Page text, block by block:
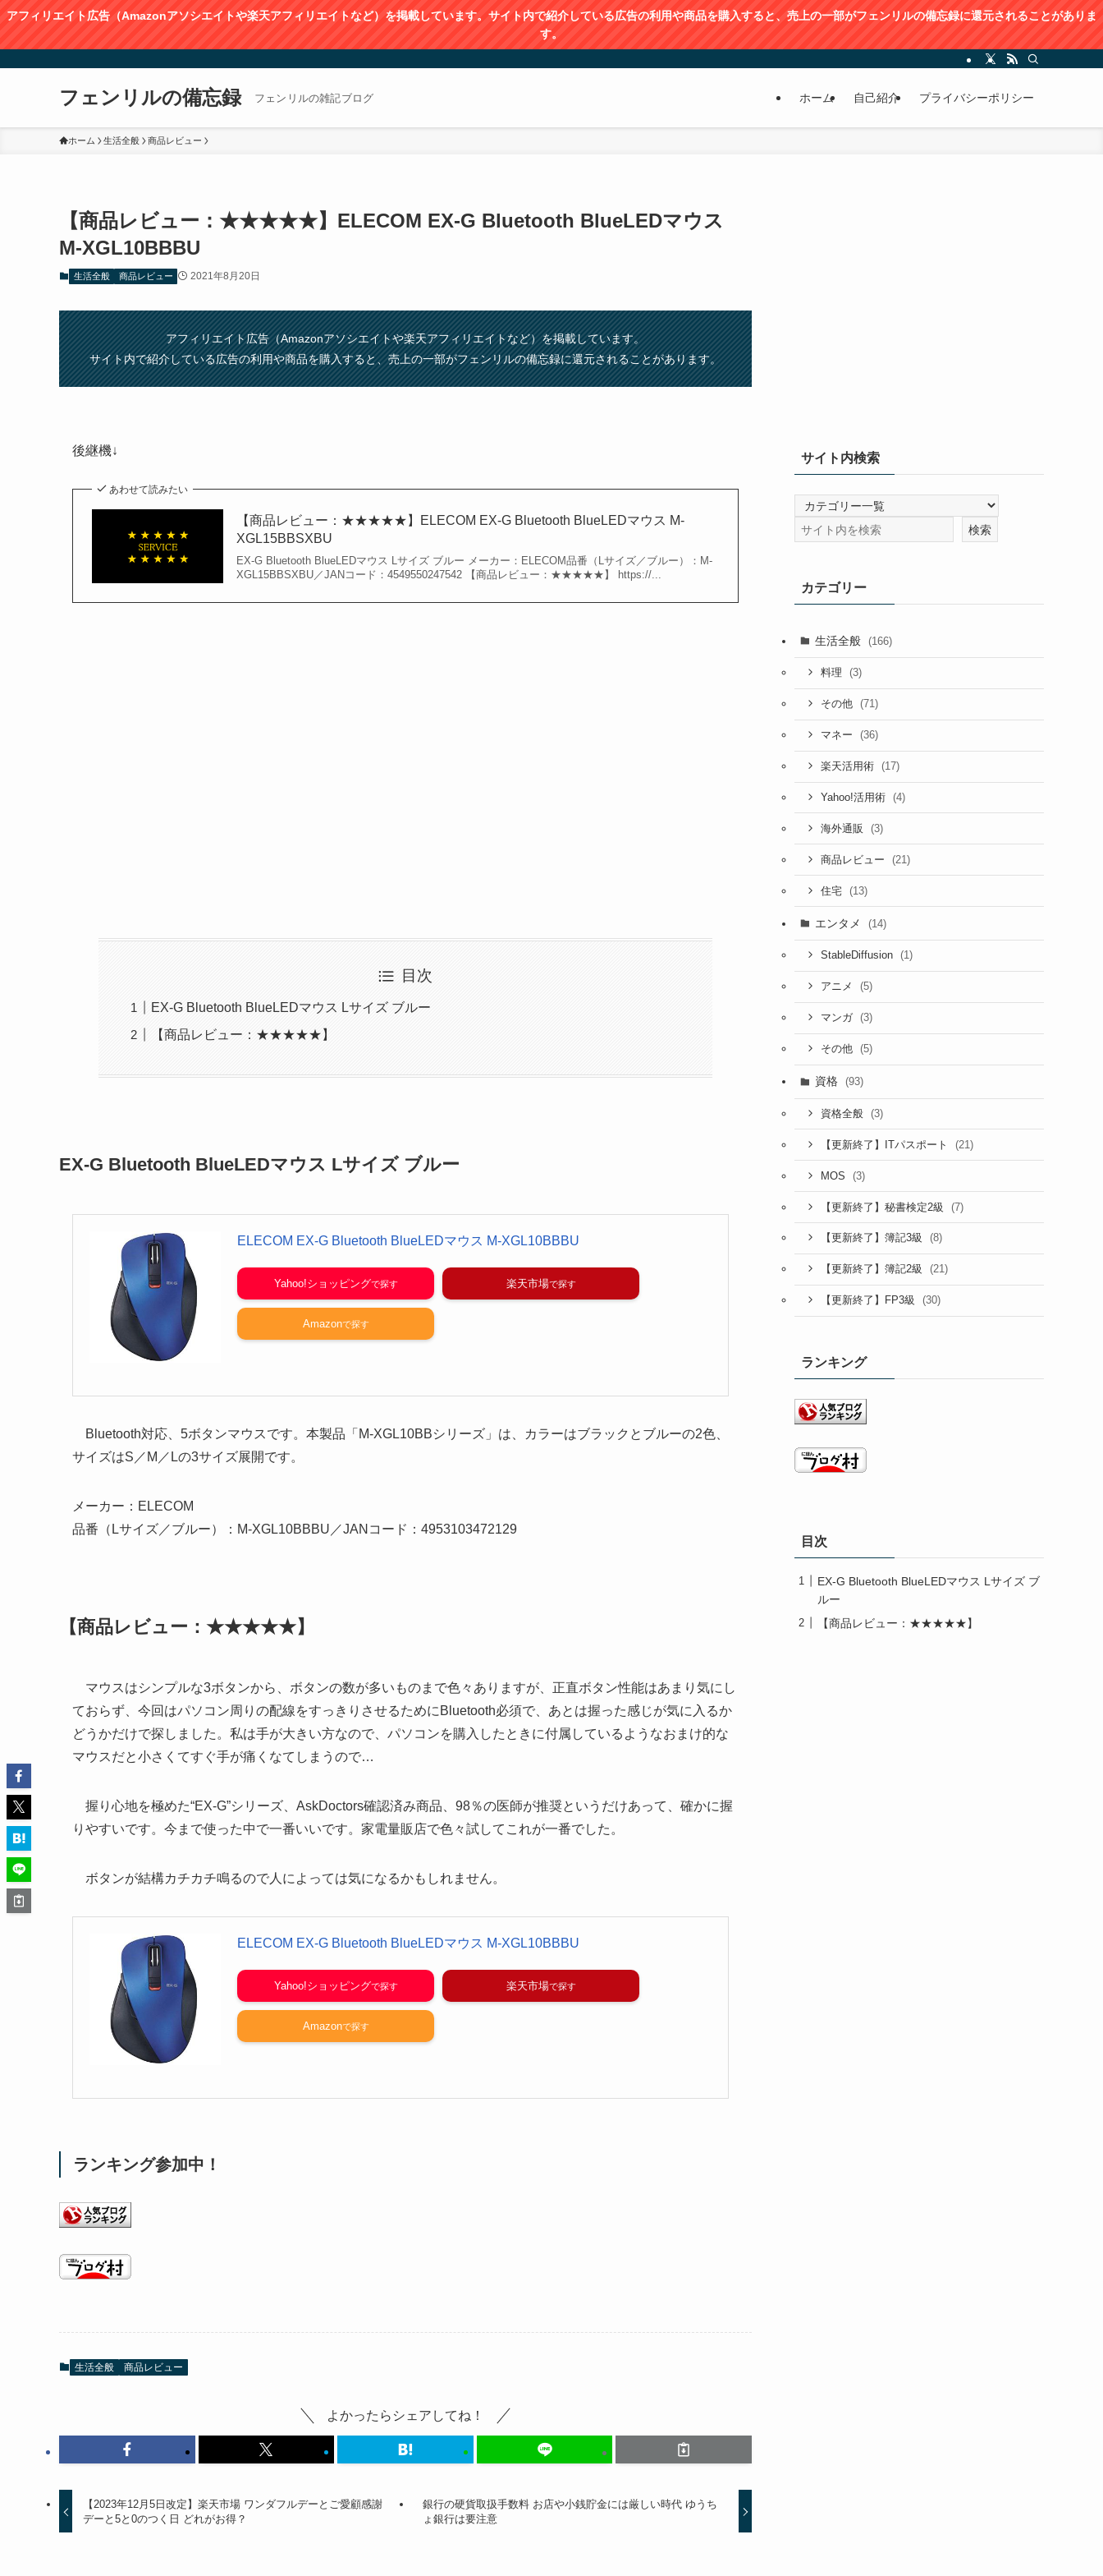
アフィリエイト広告（Amazonアソシエイトや楽天アフィリエイトなど）を掲載しています。サイト内で紹介している広告の利用や商品を購入すると、売上の⼀部がフェンリルの備忘録に還元されることがありま
す。
フェンリルの備忘録 フェンリルの雑記ブログ ホーム 自己紹介 プライバシーポリシー
ホーム 生活全般 商品レビュー
【商品レビュー：★★★★★】ELECOM EX-G Bluetooth BlueLEDマウス
M-XGL10BBBU
生活全般 商品レビュー 2021年8月20日
アフィリエイト広告（Amazonアソシエイトや楽天アフィリエイトなど）を掲載しています。
サイト内で紹介している広告の利用や商品を購入すると、売上の⼀部がフェンリルの備忘録に還元されることがあります。
後継機↓
あわせて読みたい
【商品レビュー：★★★★★】ELECOM EX-G Bluetooth BlueLEDマウス M-
XGL15BBSXBU
EX-G Bluetooth BlueLEDマウス Lサイズ ブルー メーカー：ELECOM品番（Lサイズ／ブルー）：M-
XGL15BBSXBU／JANコード：4549550247542 【商品レビュー：★★★★★】 https://...
目次
EX-G Bluetooth BlueLEDマウス Lサイズ ブルー
【商品レビュー：★★★★★】
EX-G Bluetooth BlueLEDマウス Lサイズ ブルー
ELECOM EX-G Bluetooth BlueLEDマウス M-XGL10BBBU
Yahoo!ショッピング 楽天市場
Amazon
Bluetooth対応、5ボタンマウスです。本製品「M-XGL10BBシリーズ」は、カラーはブラックとブルーの2色、
サイズはS／M／Lの3サイズ展開です。
メーカー：ELECOM
品番（Lサイズ／ブルー）：M-XGL10BBBU／JANコード：4953103472129
【商品レビュー：★★★★★】
マウスはシンプルな3ボタンから、ボタンの数が多いものまで色々ありますが、正直ボタン性能はあまり気にし
ておらず、今回はパソコン周りの配線をすっきりさせるためにBluetooth必須で、あとは握った感じが気に入るか
どうかだけで探しました。私は手が大きい方なので、パソコンを購入したときに付属しているようなおまけ的な
マウスだと小さくてすぐ手が痛くなてしまうので…
握り心地を極めた“EX-G”シリーズ、AskDoctors確認済み商品、98％の医師が推奨というだけあって、確かに握
りやすいです。今まで使った中で一番いいです。家電量販店で色々試してこれが一番でした。
ボタンが結構カチカチ鳴るので人によっては気になるかもしれません。
ELECOM EX-G Bluetooth BlueLEDマウス M-XGL10BBBU
Yahoo!ショッピング 楽天市場
Amazon
ランキング参加中！
生活全般 商品レビュー
よかったらシェアしてね！
【2023年12月5日改定】楽天市場 ワンダフルデーとご愛顧感謝
デーと5と0のつく日 どれがお得？
銀行の硬貨取扱手数料 お店や小銭貯金には厳しい時代 ゆうち
ょ銀行は要注意
サイト内検索
カテゴリー
生活全般 (166)
料理 (3)
その他 (71)
マネー (36)
楽天活用術 (17)
Yahoo!活用術 (4)
海外通販 (3)
商品レビュー (21)
住宅 (13)
エンタメ (14)
StableDiffusion (1)
アニメ (5)
マンガ (3)
その他 (5)
資格 (93)
資格全般 (3)
【更新終了】ITパスポート (21)
MOS (3)
【更新終了】秘書検定2級 (7)
【更新終了】簿記3級 (8)
【更新終了】簿記2級 (21)
【更新終了】FP3級 (30)
ランキング
目次
EX-G Bluetooth BlueLEDマウス Lサイズ ブ
ルー
【商品レビュー：★★★★★】